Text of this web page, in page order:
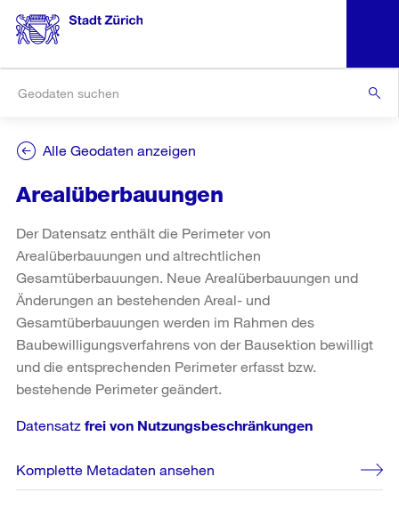
Alle Geodaten anzeigen
Arealüberbauungen
Der Datensatz enthält die Perimeter von
Arealüberbauungen und altrechtlichen
Gesamtüberbauungen. Neue Arealüberbauungen und
Änderungen an bestehenden Areal- und
Gesamtüberbauungen werden im Rahmen des
Baubewilligungsverfahrens von der Bausektion bewilligt
und die entsprechenden Perimeter erfasst bzw.
Datensatz frei von Nutzungsbeschränkungen
Komplette Metadaten ansehen